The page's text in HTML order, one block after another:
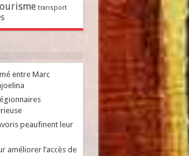
transport
entre Marc
peaufinent leur
améliorer l’accès de